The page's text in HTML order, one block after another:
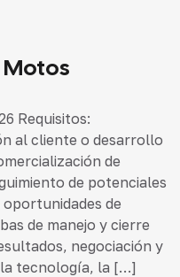
Requisitos:
al cliente o desarrollo
de
de potenciales
de
de manejo y cierre
negociación y
tecnología, la […]